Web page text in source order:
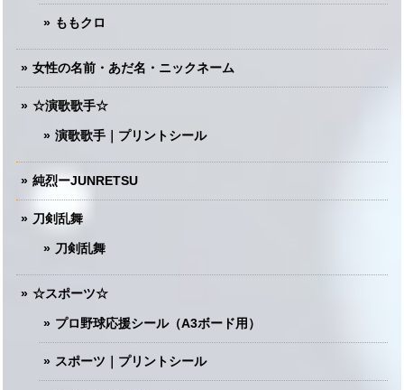
ももクロ
女性の名前・あだ名・ニックネーム
☆演歌歌手☆
演歌歌手｜プリントシール
純烈ーJUNRETSU
刀剣乱舞
刀剣乱舞
☆スポーツ☆
プロ野球応援シール（A3ボード用）
スポーツ｜プリントシール